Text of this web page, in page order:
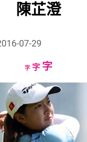
陳芷澄
07-29
字Decrease
size.
字Reset
size.
字Increase
size.